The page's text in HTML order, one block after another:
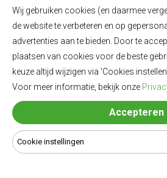
Gewicht
2130 kg
522 Ll
Wij gebruiken cookies (en daarmee
de website te verbeteren en op
advertenties aan te bieden. Door te
plaatsen van cookies voor de beste
keuze altijd wijzigen via 'Cookies
Voor meer informatie, bekijk onze
Accepteren
Cookie instellingen